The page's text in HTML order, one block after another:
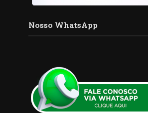
Nosso WhatsApp